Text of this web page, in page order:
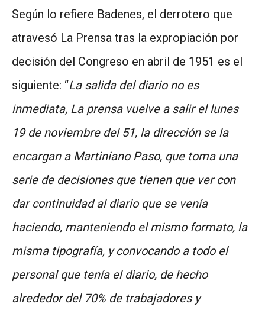
Según lo refiere Badenes, el derrotero que
atravesó La Prensa tras la expropiación por
decisión del Congreso en abril de 1951 es el
siguiente: “La salida del diario no es
inmediata, La prensa vuelve a salir el lunes
19 de noviembre del 51, la dirección se la
encargan a Martiniano Paso, que toma una
serie de decisiones que tienen que ver con
dar continuidad al diario que se venía
haciendo, manteniendo el mismo formato, la
misma tipografía, y convocando a todo el
personal que tenía el diario, de hecho
alrededor del 70% de trabajadores y